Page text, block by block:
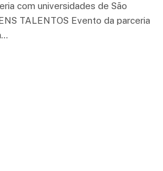
com universidades de São
TALENTOS Evento da parceria